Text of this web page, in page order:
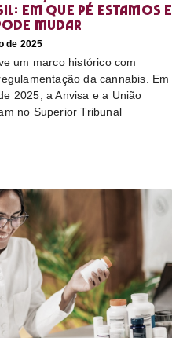
em que pé estamos e
mudar
de 2025
um marco histórico com
da cannabis. Em
2025, a Anvisa e a União
no Superior Tribunal